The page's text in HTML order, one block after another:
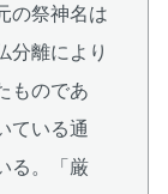
の祭神名は
分離により
ものであ
ている通
る。「厳